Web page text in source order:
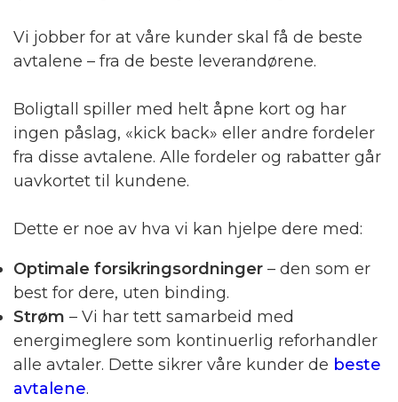
Vi jobber for at våre kunder skal få de beste
avtalene – fra de beste leverandørene.
Boligtall spiller med helt åpne kort og har
ingen påslag, «kick back» eller andre fordeler
fra disse avtalene. Alle fordeler og rabatter går
uavkortet til kundene.
Dette er noe av hva vi kan hjelpe dere med:
Optimale forsikringsordninger – den som er
best for dere, uten binding.
Strøm – Vi har tett samarbeid med
energimeglere som kontinuerlig reforhandler
alle avtaler. Dette sikrer våre kunder de beste
avtalene.